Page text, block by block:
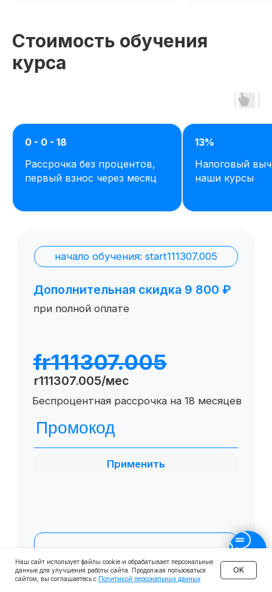
Стоимость обучения
курса
0 - 0 - 18
Рассрочка без процентов,
первый взнос через месяц
13%
Налоговый
наши курсы
Отправить заявку
Остались вопросы,
задайте их нам или
с продуктом
О SF Education
Сотрудничество
Наши эксперты
Корпоративным клиентам
Наш сайт использует файлы cookie и обрабатывает персональные
данные для улучшения работы сайта. Продолжая пользоваться
сайтом, вы соглашаетесь с Политикой персональных данных
OK